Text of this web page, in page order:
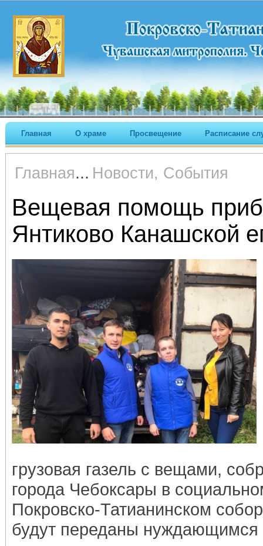
Главная О храме Просвещение Расписание
Главная... Новости, События
Вещевая помощь
Янтиково Канашской
грузовая газель с вещами,
города Чебоксары в
Покровско-Татианинском
будут переданы нуждающимся